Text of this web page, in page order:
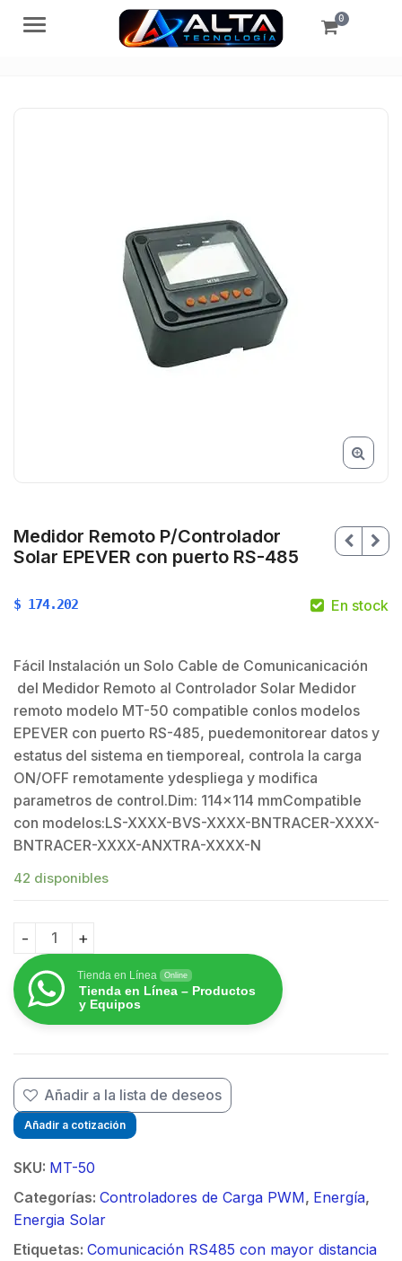
Menú 0
Medidor Remoto P/Controlador
Solar EPEVER con puerto RS-485
$
$
$ 174.202 En stock
Fácil Instalación un Solo Cable de Comunicanicación
del Medidor Remoto al Controlador Solar Medidor
remoto modelo MT-50 compatible conlos modelos
EPEVER con puerto RS-485, puedemonitorear datos y
estatus del sistema en tiemporeal, controla la carga
ON/OFF remotamente ydespliega y modifica
parametros de control.Dim: 114×114 mmCompatible
con modelos:LS-XXXX-BVS-XXXX-BNTRACER-XXXX-
BNTRACER-XXXX-ANXTRA-XXXX-N
42 disponibles
Medidor Remoto P/Controlador Solar EPEVER con
Tienda en Línea Online
Tienda en Línea – Productos
y Equipos
Añadir a la lista de deseos
Añadir a cotización
SKU: MT-50
Categorías: Controladores de Carga PWM, Energía,
Energia Solar
Etiquetas: Comunicación RS485 con mayor distancia